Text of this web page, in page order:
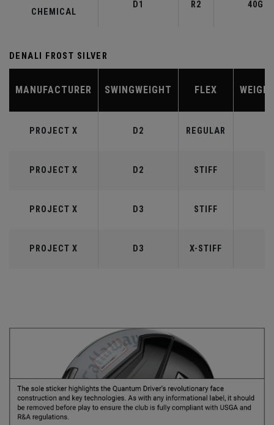
CHEMICAL
D1 R2 40G
DENALI FROST SILVER
MANUFACTURER SWINGWEIGHT FLEX
PROJECT X D2 REGULAR
PROJECT X D2 STIFF
PROJECT X D3 STIFF
PROJECT X D3 X-STIFF